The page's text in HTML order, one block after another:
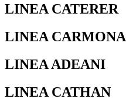
LINEA CATERER
LINEA CARMONA
LINEA ADEANI
LINEA CATHAN